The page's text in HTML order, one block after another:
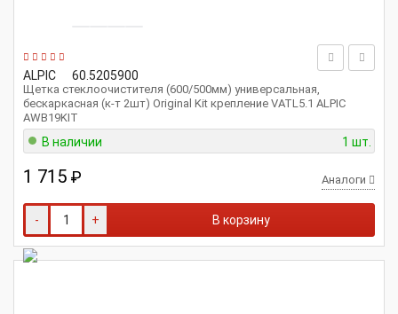
ALPIC 60.5205900
Щетка стеклоочистителя (600/500мм) универсальная,
бескаркасная (к-т 2шт) Original Kit крепление VATL5.1 ALPIC
AWB19KIT
В наличии 1 шт.
1 715 ₽ Аналоги
- + В корзину